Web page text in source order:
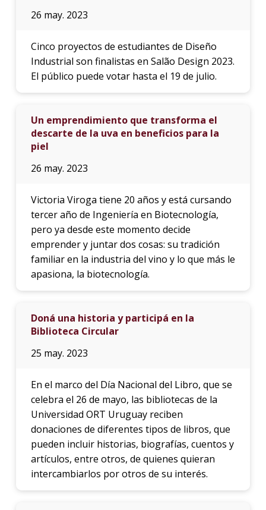
26 may. 2023
Cinco proyectos de estudiantes de Diseño
Industrial son finalistas en Salão Design 2023.
El público puede votar hasta el 19 de julio.
Un emprendimiento que transforma el
descarte de la uva en beneficios para la
piel
26 may. 2023
Victoria Viroga tiene 20 años y está cursando
tercer año de Ingeniería en Biotecnología,
pero ya desde este momento decide
emprender y juntar dos cosas: su tradición
familiar en la industria del vino y lo que más le
apasiona, la biotecnología.
Doná una historia y participá en la
Biblioteca Circular
25 may. 2023
En el marco del Día Nacional del Libro, que se
celebra el 26 de mayo, las bibliotecas de la
Universidad ORT Uruguay reciben
donaciones de diferentes tipos de libros, que
pueden incluir historias, biografías, cuentos y
artículos, entre otros, de quienes quieran
intercambiarlos por otros de su interés.